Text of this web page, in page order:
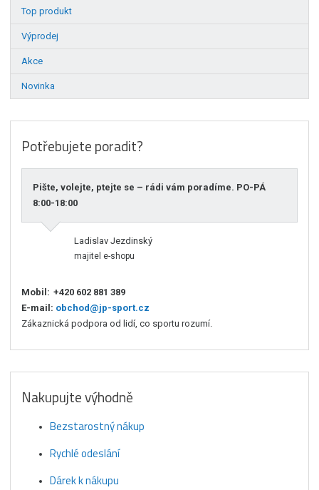
Top produkt
Výprodej
Akce
Novinka
Potřebujete poradit?
Pište, volejte, ptejte se – rádi vám poradíme. PO-PÁ
8:00-18:00
Ladislav Jezdinský
majitel e-shopu
Mobil: +420 602 881 389
E-mail: obchod@jp-sport.cz
Zákaznická podpora od lidí, co sportu rozumí.
Nakupujte výhodně
Bezstarostný nákup
Rychlé odeslání
Dárek k nákupu